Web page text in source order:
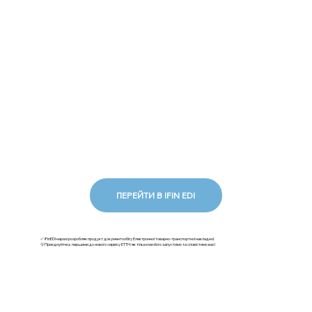
ПЕРЕЙТИ В IFIN EDI
✅ iFinEDI наразі розробляє продукт документообігу Електронної товарно-транспортної накладної.
💡Приєднуйтесь першими до нового сервісу ЕТТН: як тільки ми його запустимо та сповістимо вас!